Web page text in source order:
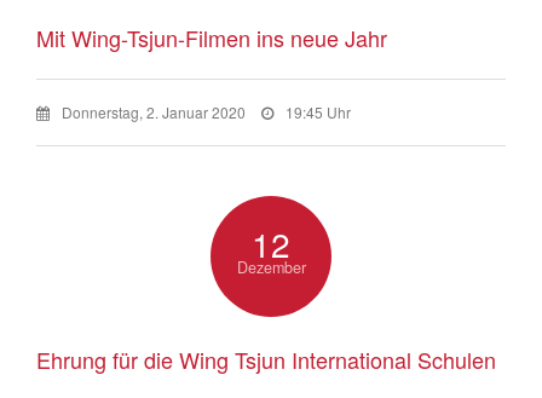
Mit Wing-Tsjun-Filmen ins neue Jahr
Donnerstag, 2. Januar 2020 19:45 Uhr
12
Dezember
Ehrung für die Wing Tsjun International Schulen